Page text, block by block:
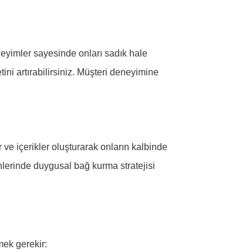
sayesinde onları sadık hale
artırabilirsiniz. Müşteri deneyimine
ve içerikler oluşturarak onların kalbinde
duygusal bağ kurma stratejisi
gerekir: